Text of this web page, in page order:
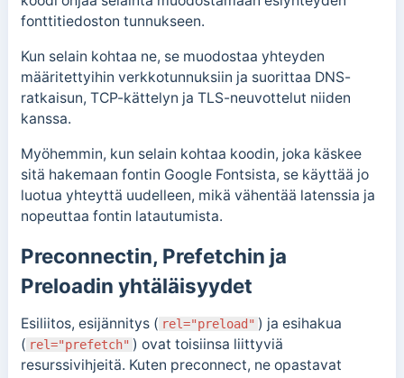
fonttitiedoston tunnukseen.
Kun selain kohtaa ne, se muodostaa yhteyden
määritettyihin verkkotunnuksiin ja suorittaa DNS-
ratkaisun, TCP-kättelyn ja TLS-neuvottelut niiden
kanssa.
Myöhemmin, kun selain kohtaa koodin, joka käskee
sitä hakemaan fontin Google Fontsista, se käyttää jo
luotua yhteyttä uudelleen, mikä vähentää latenssia ja
nopeuttaa fontin latautumista.
Preconnectin, Prefetchin ja
Preloadin yhtäläisyydet
Esiliitos, esijännitys ( rel="preload" ) ja esihakua
( rel="prefetch" ) ovat toisiinsa liittyviä
resurssivihjeitä. Kuten preconnect, ne opastavat